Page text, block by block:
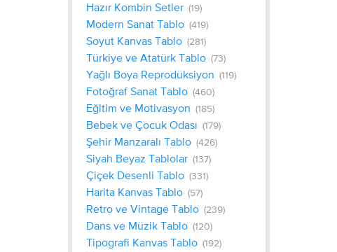
Hazır Kombin Setler (19)
Modern Sanat Tablo (419)
Soyut Kanvas Tablo (281)
Türkiye ve Atatürk Tablo (73)
Yağlı Boya Reprodüksiyon (119)
Fotoğraf Sanat Tablo (460)
Eğitim ve Motivasyon (185)
Bebek ve Çocuk Odası (179)
Şehir Manzaralı Tablo (426)
Siyah Beyaz Tablolar (137)
Çiçek Desenli Tablo (331)
Harita Kanvas Tablo (57)
Retro ve Vintage Tablo (239)
Dans ve Müzik Tablo (120)
Tipografi Kanvas Tablo (192)